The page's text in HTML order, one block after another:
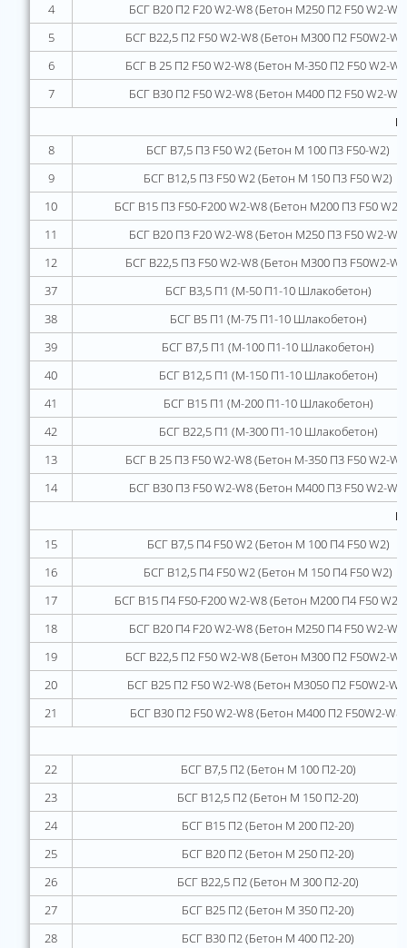
4
БСГ В20 П2 F20 W2-W8 (Бетон М250 П2 F50 W2-W8)
5
БСГ В22,5 П2 F50 W2-W8 (Бетон М300 П2 F50W2-
6
БСГ В 25 П2 F50 W2-W8 (Бетон М-350 П2 F50 W2-
7
БСГ В30 П2 F50 W2-W8 (Бетон М400 П2 F50 W2-W8)
8
БСГ В7,5 П3 F50 W2 (Бетон М 100 П3 F50-W2)
9
БСГ В12,5 П3 F50 W2 (Бетон М 150 П3 F50 W2)
10
БСГ В15 П3 F50-F200 W2-W8 (Бетон М200 П3 F50 W2-
11
БСГ В20 П3 F20 W2-W8 (Бетон М250 П3 F50 W2-W8)
12
БСГ В22,5 П3 F50 W2-W8 (Бетон М300 П3 F50W2-
37
БСГ В3,5 П1 (М-50 П1-10 Шлакобетон)
38
БСГ В5 П1 (М-75 П1-10 Шлакобетон)
39
БСГ В7,5 П1 (М-100 П1-10 Шлакобетон)
40
БСГ В12,5 П1 (М-150 П1-10 Шлакобетон)
41
БСГ В15 П1 (М-200 П1-10 Шлакобетон)
42
БСГ В22,5 П1 (М-300 П1-10 Шлакобетон)
13
БСГ В 25 П3 F50 W2-W8 (Бетон М-350 П3 F50 W2-
14
БСГ В30 П3 F50 W2-W8 (Бетон М400 П3 F50 W2-W8)
15
БСГ В7,5 П4 F50 W2 (Бетон М 100 П4 F50 W2)
16
БСГ В12,5 П4 F50 W2 (Бетон М 150 П4 F50 W2)
17
БСГ В15 П4 F50-F200 W2-W8 (Бетон М200 П4 F50 W2-
18
БСГ В20 П4 F20 W2-W8 (Бетон М250 П4 F50 W2-W8)
19
БСГ В22,5 П2 F50 W2-W8 (Бетон М300 П2 F50W2-
20
БСГ В25 П2 F50 W2-W8 (Бетон М3050 П2 F50W2-
21
БСГ В30 П2 F50 W2-W8 (Бетон М400 П2 F50W2-W8)
22
БСГ В7,5 П2 (Бетон М 100 П2-20)
23
БСГ В12,5 П2 (Бетон М 150 П2-20)
24
БСГ В15 П2 (Бетон М 200 П2-20)
25
БСГ В20 П2 (Бетон М 250 П2-20)
26
БСГ В22,5 П2 (Бетон М 300 П2-20)
27
БСГ В25 П2 (Бетон М 350 П2-20)
28
БСГ В30 П2 (Бетон М 400 П2-20)